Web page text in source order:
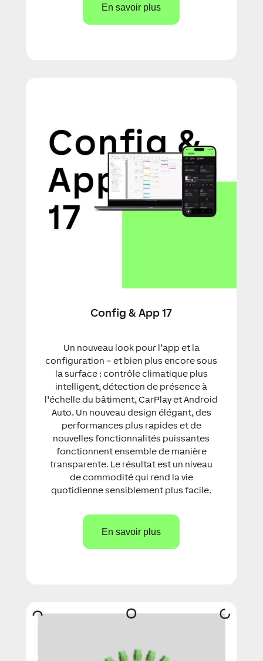
En savoir plus
Config & App 17
Un nouveau look pour l’app et la
configuration – et bien plus encore sous
la surface : contrôle climatique plus
intelligent, détection de présence à
l’échelle du bâtiment, CarPlay et Android
Auto. Un nouveau design élégant, des
performances plus rapides et de
nouvelles fonctionnalités puissantes
fonctionnent ensemble de manière
transparente. Le résultat est un niveau
de commodité qui rend la vie
quotidienne sensiblement plus facile.
En savoir plus